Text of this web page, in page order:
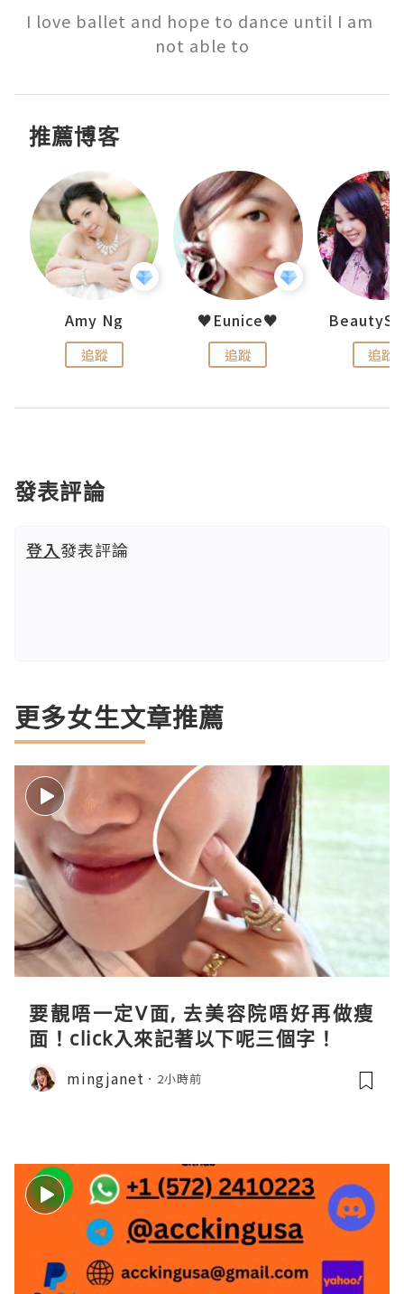
I love ballet and hope to dance until I am
not able to
推薦博客
Amy Ng
追蹤
♥Eunice♥
追蹤 追蹤
發表評論
登入發表評論
更多女生文章推薦
要靚唔一定V面, 去美容院唔好再做瘦
面！click入來記著以下呢三個字！
mingjanet 2小時前